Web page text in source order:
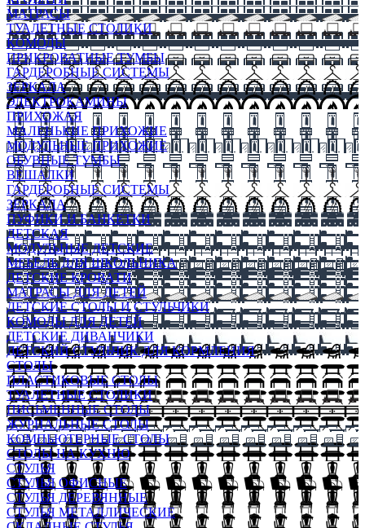
МАТРАСЫ
ТУАЛЕТНЫЕ СТОЛИКИ
КОМОДЫ
ПРИКРОВАТНЫЕ ТУМБЫ
ГАРДЕРОБНЫЕ СИСТЕМЫ
ЗЕРКАЛА
ЭЛЕКТРОКАМИНЫ
ПРИХОЖАЯ
МАЛЕНЬКИЕ ПРИХОЖИЕ
МОДУЛЬНЫЕ ПРИХОЖИЕ
ОБУВНЫЕ ТУМБЫ
ВЕШАЛКИ
ГАРДЕРОБНЫЕ СИСТЕМЫ
ЗЕРКАЛА
ПУФИКИ И БАНКЕТКИ
ДЕТСКАЯ
МОДУЛЬНЫЕ ДЕТСКИЕ
МЕБЕЛЬ ДЛЯ ШКОЛЬНИКА
ДЕТСКИЕ КРОВАТИ
МАТРАСЫ ДЛЯ ДЕТЕЙ
ДЕТСКИЕ СТОЛЫ И СТУЛЬЧИКИ
КОМОДЫ ДЛЯ ДЕТЕЙ
ДЕТСКИЕ ДИВАНЧИКИ
ДЕТСКИЙ СТУЛЬЧИК ДЛЯ КОРМЛЕНИЯ
СТОЛЫ
ПЛАСТИКОВЫЕ СТОЛЫ
ТУАЛЕТНЫЕ СТОЛИКИ
ПИСЬМЕННЫЕ СТОЛЫ
ЖУРНАЛЬНЫЕ СТОЛЫ
КОМПЬЮТЕРНЫЕ СТОЛЫ
СТОЛЫ НА КУХНЮ
СТУЛЬЯ
СТУЛЬЯ ОФИСНЫЕ
СТУЛЬЯ ДЕРЕВЯННЫЕ
СТУЛЬЯ МЕТАЛЛИЧЕСКИЕ